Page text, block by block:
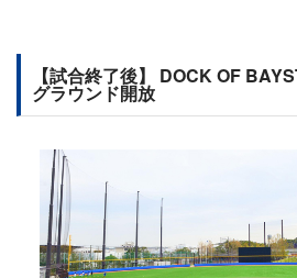
【試合終了後】 DOCK OF
グラウンド開放